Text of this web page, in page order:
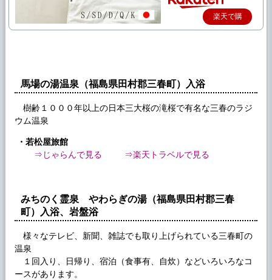
楽天で購
入
馬場の湯温泉（福島県田村郡三春町）入浴
樹齢１０００年以上の日本三大桜の滝桜で有名な三春のラジ
ウム温泉
・若松屋旅館
⇒じゃらんで見る
⇒楽天トラベルで見る
みちのく霊泉 やわらぎの湯（福島県田村郡三春
町）入浴、岩盤浴
様々なテレビ、新聞、雑誌でも取り上げられている三春町の
温泉
１回入り、日帰り、宿泊（食事有、自炊）などいろいろなコ
ースがあります。